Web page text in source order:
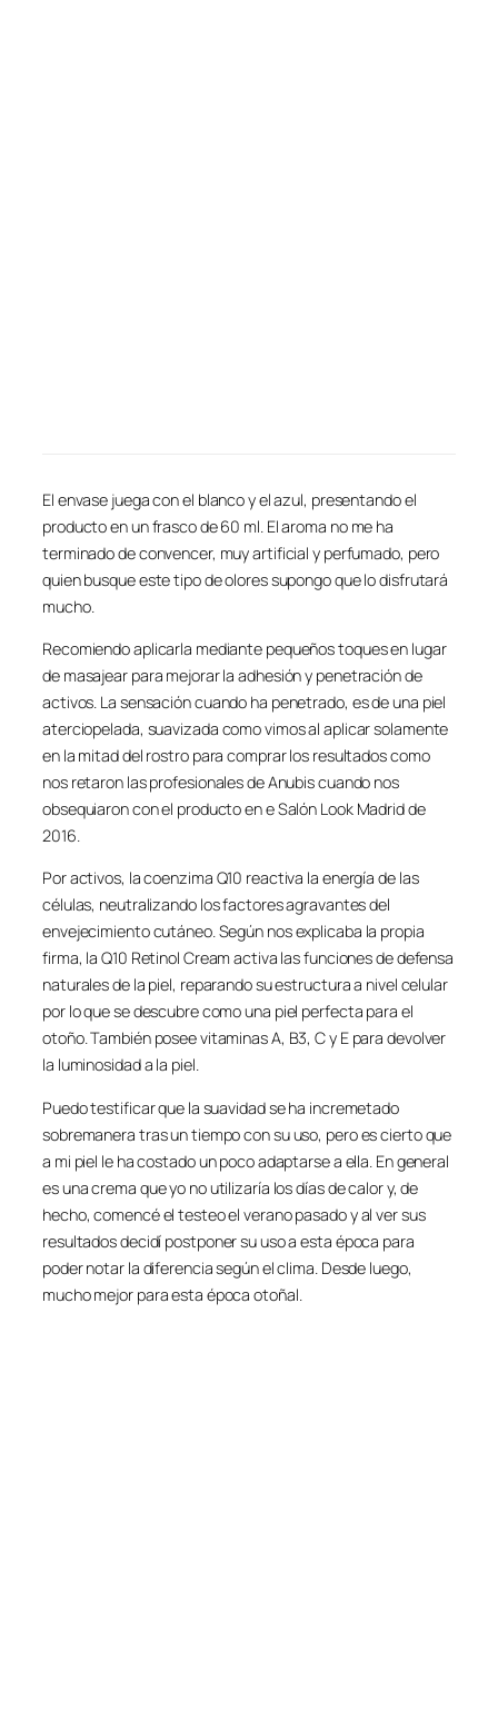
El envase juega con el blanco y el azul, presentando el
producto en un frasco de 60 ml. El aroma no me ha
terminado de convencer, muy artificial y perfumado, pero
quien busque este tipo de olores supongo que lo disfrutará
mucho.
Recomiendo aplicarla mediante pequeños toques en lugar
de masajear para mejorar la adhesión y penetración de
activos. La sensación cuando ha penetrado, es de una piel
aterciopelada, suavizada como vimos al aplicar solamente
en la mitad del rostro para comprar los resultados como
nos retaron las profesionales de Anubis cuando nos
obsequiaron con el producto en e Salón Look Madrid de
2016.
Por activos, la coenzima Q10 reactiva la energía de las
células, neutralizando los factores agravantes del
envejecimiento cutáneo. Según nos explicaba la propia
firma, la Q10 Retinol Cream activa las funciones de defensa
naturales de la piel, reparando su estructura a nivel celular
por lo que se descubre como una piel perfecta para el
otoño. También posee vitaminas A, B3, C y E para devolver
la luminosidad a la piel.
Puedo testificar que la suavidad se ha incremetado
sobremanera tras un tiempo con su uso, pero es cierto que
a mi piel le ha costado un poco adaptarse a ella. En general
es una crema que yo no utilizaría los días de calor y, de
hecho, comencé el testeo el verano pasado y al ver sus
resultados decidí postponer su uso a esta época para
poder notar la diferencia según el clima. Desde luego,
mucho mejor para esta época otoñal.